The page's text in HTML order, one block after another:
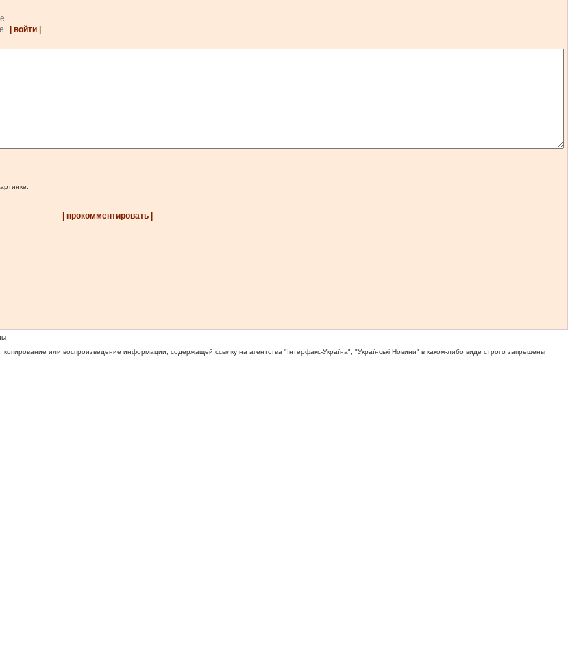
| войти |
.
| прокомментировать |
копирование или воспроизведение информации, содержащей ссылку на агентства "Iнтерфакс-Україна", "Українськi Новини" в каком-либо виде строго запрещены